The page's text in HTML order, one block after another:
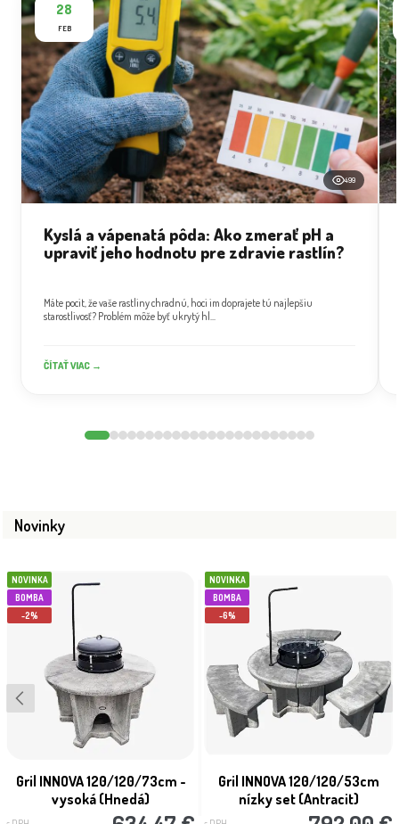
28
FEB
499
Kyslá a vápenatá pôda: Ako zmerať pH a
upraviť jeho hodnotu pre zdravie rastlín?
Máte pocit, že vaše rastliny chradnú, hoci im doprajete tú najlepšiu
starostlivosť? Problém môže byť ukrytý hl...
ČÍTAŤ VIAC →
Novinky
NOVINKA
BOMBA
-2%
Gril INNOVA 120/120/73cm -
vysoká (Hnedá)
NOVINKA
BOMBA
-6%
Gril INNOVA 120/120/53cm
nízky set (Antracit)